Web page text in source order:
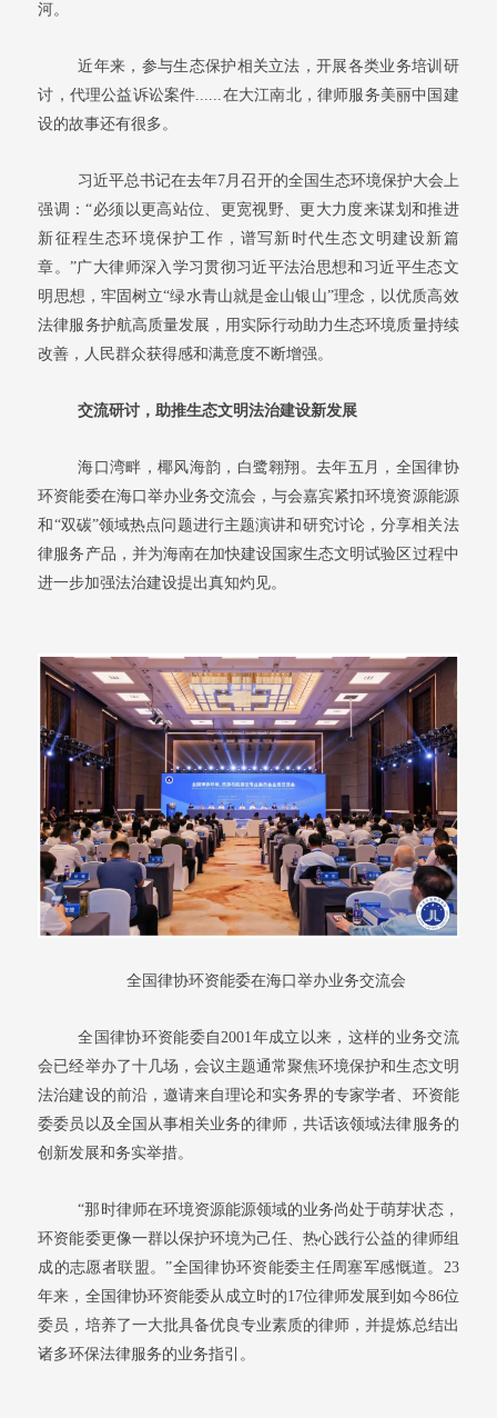
河。
近年来，参与生态保护相关立法，开展各类业务培训研
讨，代理公益诉讼案件......在大江南北，律师服务美丽中国建
设的故事还有很多。
习近平总书记在去年7月召开的全国生态环境保护大会上
强调：“必须以更高站位、更宽视野、更大力度来谋划和推进
新征程生态环境保护工作，谱写新时代生态文明建设新篇
章。”广大律师深入学习贯彻习近平法治思想和习近平生态文
明思想，牢固树立“绿水青山就是金山银山”理念，以优质高效
法律服务护航高质量发展，用实际行动助力生态环境质量持续
改善，人民群众获得感和满意度不断增强。
交流研讨，助推生态文明法治建设新发展
海口湾畔，椰风海韵，白鹭翱翔。去年五月，全国律协
环资能委在海口举办业务交流会，与会嘉宾紧扣环境资源能源
和“双碳”领域热点问题进行主题演讲和研究讨论，分享相关法
律服务产品，并为海南在加快建设国家生态文明试验区过程中
进一步加强法治建设提出真知灼见。
全国律协环资能委在海口举办业务交流会
全国律协环资能委自2001年成立以来，这样的业务交流
会已经举办了十几场，会议主题通常聚焦环境保护和生态文明
法治建设的前沿，邀请来自理论和实务界的专家学者、环资能
委委员以及全国从事相关业务的律师，共话该领域法律服务的
创新发展和务实举措。
“那时律师在环境资源能源领域的业务尚处于萌芽状态，
环资能委更像一群以保护环境为己任、热心践行公益的律师组
成的志愿者联盟。”全国律协环资能委主任周塞军感慨道。23
年来，全国律协环资能委从成立时的17位律师发展到如今86位
委员，培养了一大批具备优良专业素质的律师，并提炼总结出
诸多环保法律服务的业务指引。